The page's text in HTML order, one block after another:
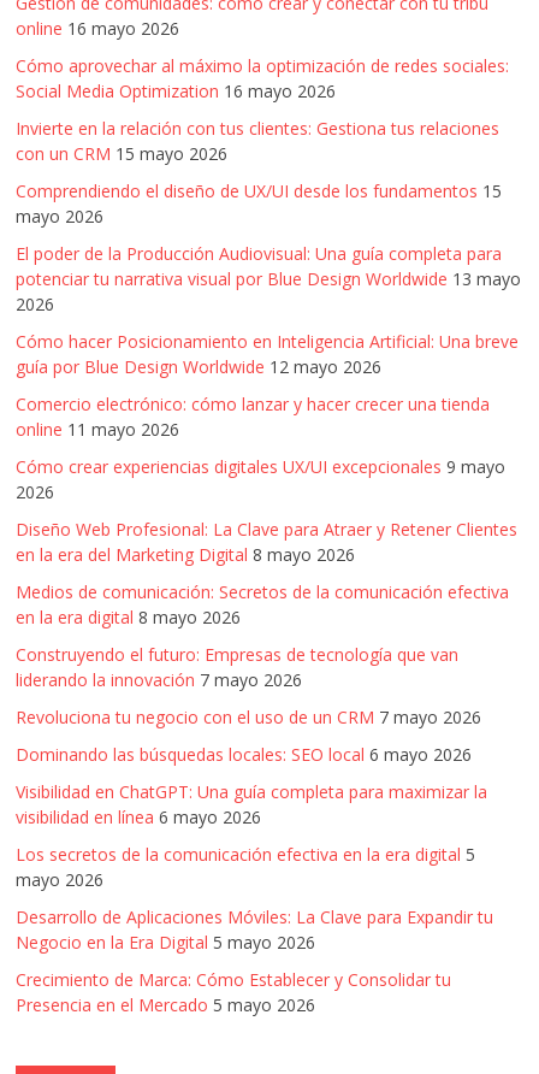
online 16 mayo 2026
Cómo aprovechar al máximo la optimización de redes sociales:
Social Media Optimization 16 mayo 2026
Invierte en la relación con tus clientes: Gestiona tus relaciones
con un CRM 15 mayo 2026
Comprendiendo el diseño de UX/UI desde los fundamentos 15
mayo 2026
El poder de la Producción Audiovisual: Una guía completa para
potenciar tu narrativa visual por Blue Design Worldwide 13 mayo
2026
Cómo hacer Posicionamiento en Inteligencia Artificial: Una breve
guía por Blue Design Worldwide 12 mayo 2026
Comercio electrónico: cómo lanzar y hacer crecer una tienda
online 11 mayo 2026
Cómo crear experiencias digitales UX/UI excepcionales 9 mayo
2026
Diseño Web Profesional: La Clave para Atraer y Retener Clientes
en la era del Marketing Digital 8 mayo 2026
Medios de comunicación: Secretos de la comunicación efectiva
en la era digital 8 mayo 2026
Construyendo el futuro: Empresas de tecnología que van
liderando la innovación 7 mayo 2026
Revoluciona tu negocio con el uso de un CRM 7 mayo 2026
Dominando las búsquedas locales: SEO local 6 mayo 2026
Visibilidad en ChatGPT: Una guía completa para maximizar la
visibilidad en línea 6 mayo 2026
Los secretos de la comunicación efectiva en la era digital 5
mayo 2026
Desarrollo de Aplicaciones Móviles: La Clave para Expandir tu
Negocio en la Era Digital 5 mayo 2026
Crecimiento de Marca: Cómo Establecer y Consolidar tu
Presencia en el Mercado 5 mayo 2026